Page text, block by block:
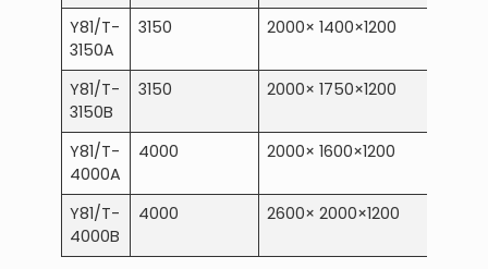
Y81/T-
3150A
3150 2000× 1400×1200
Y81/T-
3150B
3150 2000× 1750×1200
Y81/T-
4000A
4000 2000× 1600×1200
Y81/T-
4000B
4000 2600× 2000×1200